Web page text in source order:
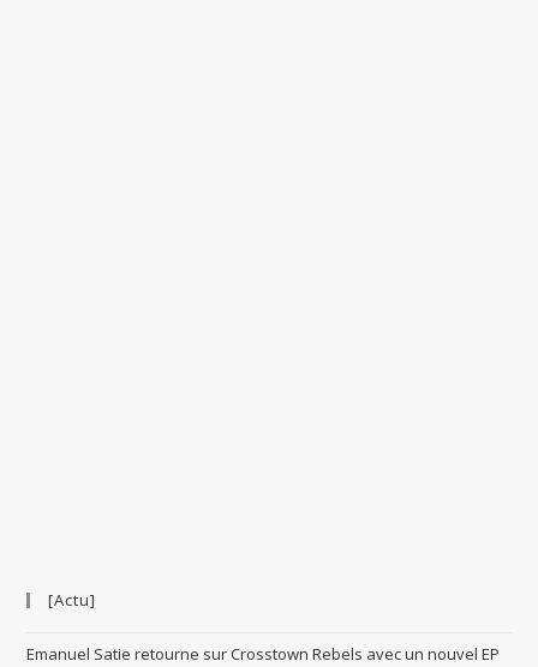
[Actu]
Emanuel Satie retourne sur Crosstown Rebels avec un nouvel EP